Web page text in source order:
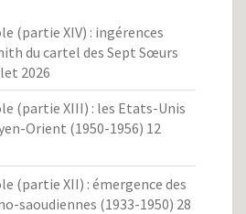
(partie XIV) : ingérences
du cartel des Sept Sœurs
2026
(partie XIII) : les Etats-Unis
Orient (1950-1956) 12
(partie XII) : émergence des
saoudiennes (1933-1950) 28